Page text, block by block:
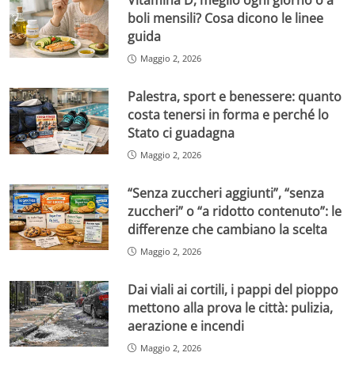
boli mensili? Cosa dicono le linee
guida
Maggio 2, 2026
Palestra, sport e benessere: quanto
costa tenersi in forma e perché lo
Stato ci guadagna
Maggio 2, 2026
“Senza zuccheri aggiunti”, “senza
zuccheri” o “a ridotto contenuto”: le
differenze che cambiano la scelta
Maggio 2, 2026
Dai viali ai cortili, i pappi del pioppo
mettono alla prova le città: pulizia,
aerazione e incendi
Maggio 2, 2026